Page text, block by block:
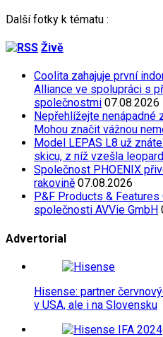
Další fotky k tématu :
Živě
Coolita zahajuje první
Alliance ve spolupráci s
společnostmi 07.08.2026
Nepřehlížejte nenápadné
Mohou značit vážnou
Model LEPAS L8 už
skicu, z níž vzešla
Společnost PHOENIX
rakovině 07.08.2026
P&F Products &
společnosti AVVie GmbH
Advertorial
Hisense: partner
v USA, ale i na Slovensku